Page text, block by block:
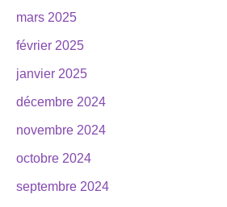
mars 2025
février 2025
janvier 2025
décembre 2024
novembre 2024
octobre 2024
septembre 2024